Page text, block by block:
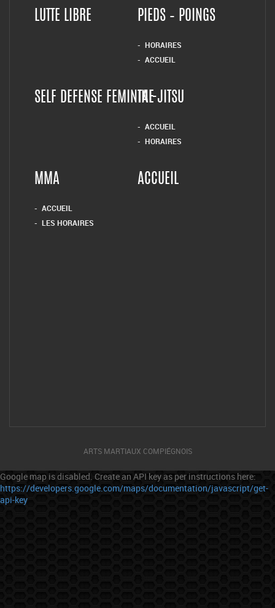
LUTTE LIBRE PIEDS – POINGS
HORAIRES
ACCUEIL
SELF DEFENSE FEMININETAI-JITSU
ACCUEIL
HORAIRES
MMA
ACCUEIL
LES HORAIRES
ACCUEIL
ARTS MARTIAUX COMPIÉGNOIS
Google map is disabled. Create an API key as per instructions here:
https://developers.google.com/maps/documentation/javascript/get-
api-key